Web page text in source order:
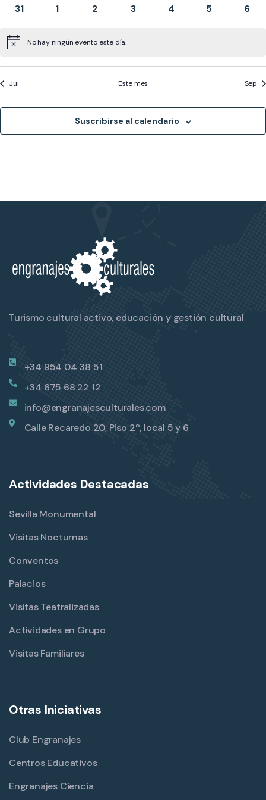
eventos
eventos
eventos
eventos
eventos
eventos
0
31
0
1
0
2
0
3
0
4
0
5
0
6
Aviso No hay ningún evento este día.
Jul Este mes Sep
Suscribirse al calendario
Turismo cultural activo, educación y gestión cultural
+34 954 04 38 51
+34 675 68 22 12
info@engranajesculturales.com
Calle Recaredo 20, Piso 2º, local 5 y 6
Actividades Destacadas
Sevilla Monumental
Visitas Nocturnas
Conventos
Palacios
Visitas Teatralizadas
Actividades en Grupo
Visitas Familiares
Otras Iniciativas
Club Engranajes
Centros Educativos
Engranajes Ciencia